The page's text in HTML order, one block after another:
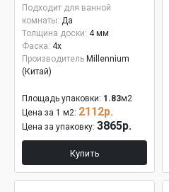
Подходит для ванной
комнаты: Да
Толщина доски: 4 мм
Фаска: 4x
Производитель Millennium
(Китай)
Площадь упаковки: 1.83м2
Цена за 1 м2: 2112р.
Цена за упаковку: 3865р.
Купить